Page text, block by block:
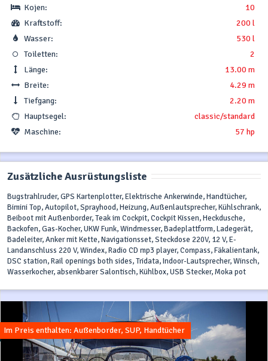
Kojen:
10
Kraftstoff:
200 l
Wasser:
530 l
Toiletten:
2
Länge:
13.00 m
Breite:
4.29 m
Tiefgang:
2.20 m
Hauptsegel:
classic/standard
Maschine:
57 hp
Zusätzliche Ausrüstungsliste
Bugstrahlruder, GPS Kartenplotter, Elektrische Ankerwinde, Handtücher,
Bimini Top, Autopilot, Sprayhood, Heizung, Außenlautsprecher, Kühlschrank,
Beiboot mit Außenborder, Teak im Cockpit, Cockpit Kissen, Heckdusche,
Backofen, Gas-Kocher, UKW Funk, Windmesser, Badeplattform, Ladegerät,
Badeleiter, Anker mit Kette, Navigationsset, Steckdose 220V, 12 V, E-
Landanschluss 220 V, Windex, Radio CD mp3 player, Compass, Fäkalientank,
DSC station, Rail openings both sides, Tridata, Indoor-Lautsprecher, Winsch,
Wasserkocher, absenkbarer Salontisch, Kühlbox, USB Stecker, Moka pot
Im Preis enthalten: Außenborder, SUP, Handtücher